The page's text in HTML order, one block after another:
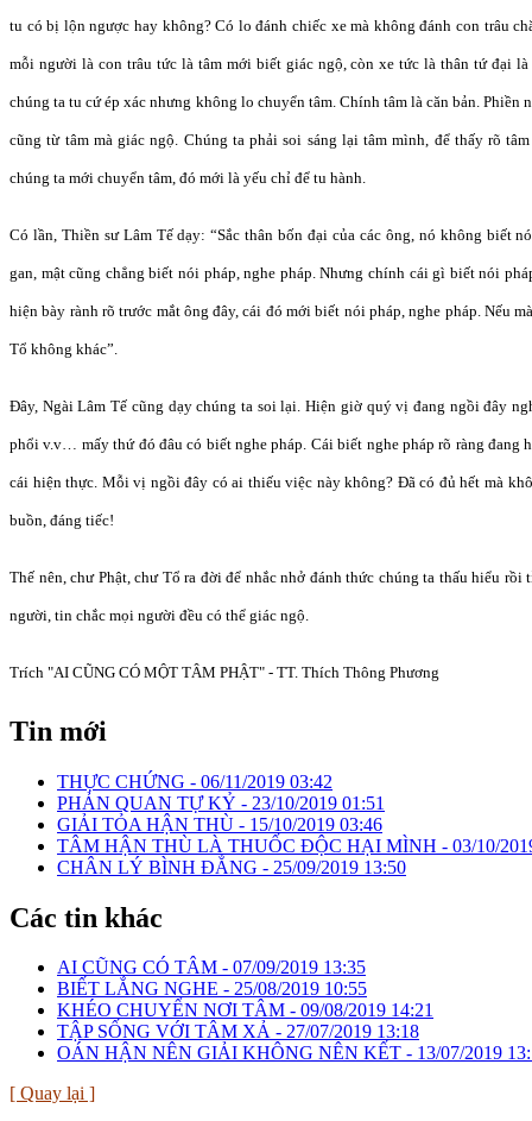
tu có bị lộn ngược hay không? Có lo đánh chiếc xe mà không đánh con trâu
mỗi người là con trâu tức là tâm mới biết giác ngộ, còn xe tức là thân tứ đại
chúng ta tu cứ ép xác nhưng không lo chuyển tâm. Chính tâm là căn bản. Phiền
cũng từ tâm mà giác ngộ. Chúng ta phải soi sáng lại tâm mình, để thấy rõ
chúng ta mới chuyển tâm, đó mới là yếu chỉ để tu hành.
Có lần, Thiền sư Lâm Tế dạy: “Sắc thân bốn đại của các ông, nó không biết
gan, mật cũng chẳng biết nói pháp, nghe pháp. Nhưng chính cái gì biết nói
hiện bày rành rõ trước mắt ông đây, cái đó mới biết nói pháp, nghe pháp. Nếu
Tổ không khác”.
Đây, Ngài Lâm Tế cũng dạy chúng ta soi lại. Hiện giờ quý vị đang ngồi đây
phổi v.v… mấy thứ đó đâu có biết nghe pháp. Cái biết nghe pháp rõ ràng đang
cái hiện thực. Mỗi vị ngồi đây có ai thiếu việc này không? Đã có đủ hết mà
buồn, đáng tiếc!
Thế nên, chư Phật, chư Tổ ra đời để nhắc nhở đánh thức chúng ta thấu hiểu
người, tin chắc mọi người đều có thể giác ngộ.
Trích "AI CŨNG CÓ MỘT TÂM PHẬT" - TT. Thích Thông Phương
Tin mới
THỰC CHỨNG - 06/11/2019 03:42
PHẢN QUAN TỰ KỶ - 23/10/2019 01:51
GIẢI TỎA HẬN THÙ - 15/10/2019 03:46
TÂM HẬN THÙ LÀ THUỐC ĐỘC HẠI MÌNH - 03/10/
CHÂN LÝ BÌNH ĐẲNG - 25/09/2019 13:50
Các tin khác
AI CŨNG CÓ TÂM - 07/09/2019 13:35
BIẾT LẮNG NGHE - 25/08/2019 10:55
KHÉO CHUYỂN NƠI TÂM - 09/08/2019 14:21
TẬP SỐNG VỚI TÂM XẢ - 27/07/2019 13:18
OÁN HẬN NÊN GIẢI KHÔNG NÊN KẾT - 13/07/2019
[ Quay lại ]